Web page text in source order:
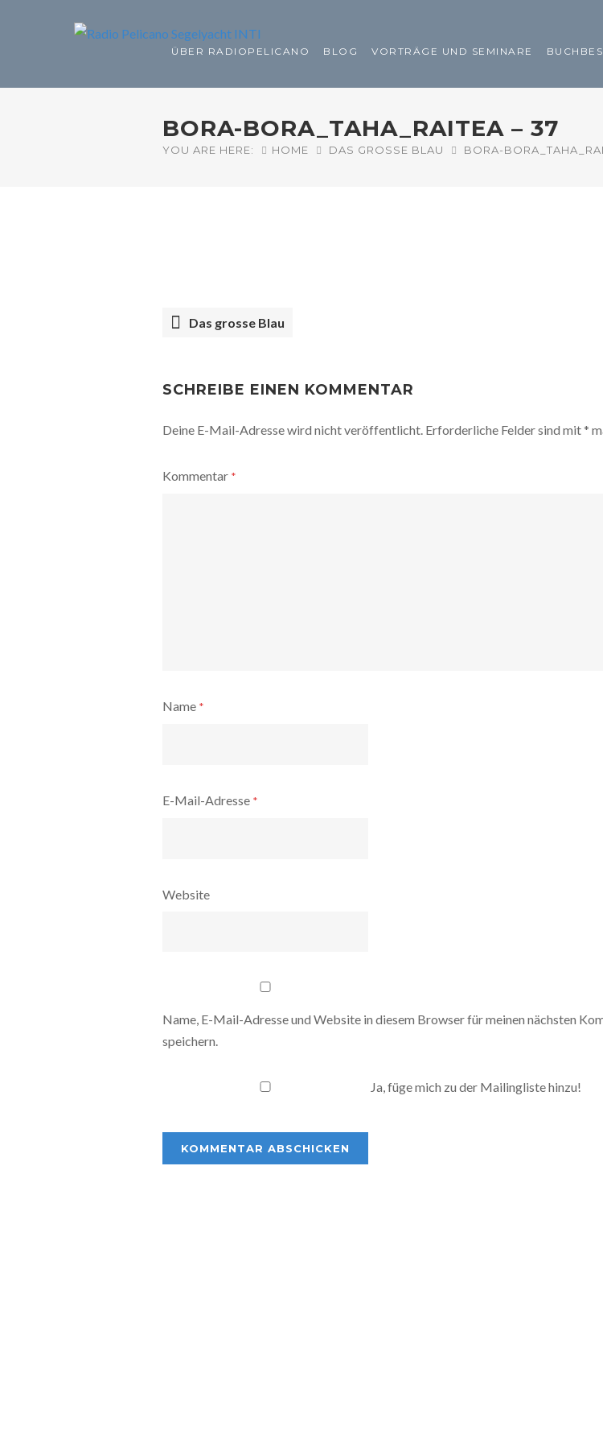
ÜBER RADIOPELICANO BLOG VORTRÄGE UND SEMINARE
BORA-BORA_TAHA_RAITEA – 37
YOU ARE HERE: HOME DAS GROSSE BLAU BORA-
NAVIGATION
Das grosse Blau
SCHREIBE EINEN KOMMENTAR
Deine E-Mail-Adresse wird nicht veröffentlicht. Erforderliche Felder sind mit*
Kommentar *
Name *
E-Mail-Adresse *
Website
Name, E-Mail-Adresse und Website in diesem Browser für meinen nächsten
speichern.
Ja, füge mich zu der Mailingliste hinzu!